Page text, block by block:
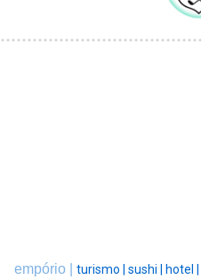
empório | turismo | sushi | hotel |